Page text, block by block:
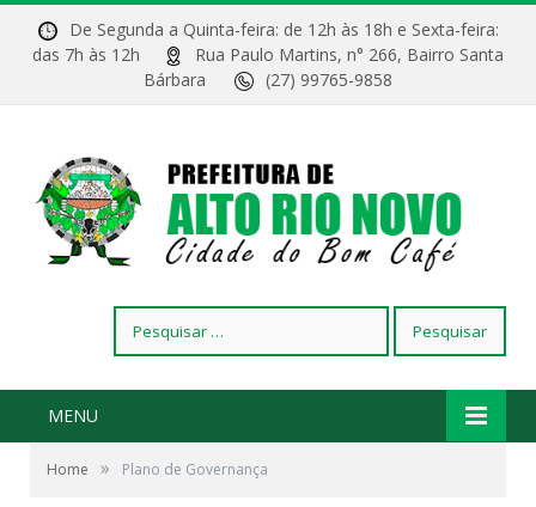
De Segunda a Quinta-feira: de 12h às 18h e Sexta-feira:
das 7h às 12h
Rua Paulo Martins, n° 266, Bairro Santa
Bárbara
(27) 99765-9858
por:
MENU
Home » Plano de Governança